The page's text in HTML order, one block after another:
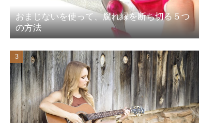
おまじないを使って、腐れ縁を断ち切る５つ
の方法